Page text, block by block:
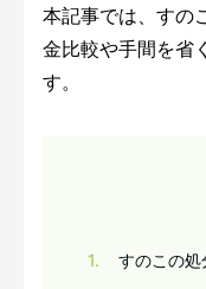
本記事では、すの
金比較や手間を省
す。
1 すのこの